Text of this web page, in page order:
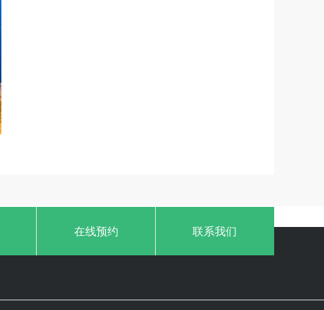
在线预约 联系我们